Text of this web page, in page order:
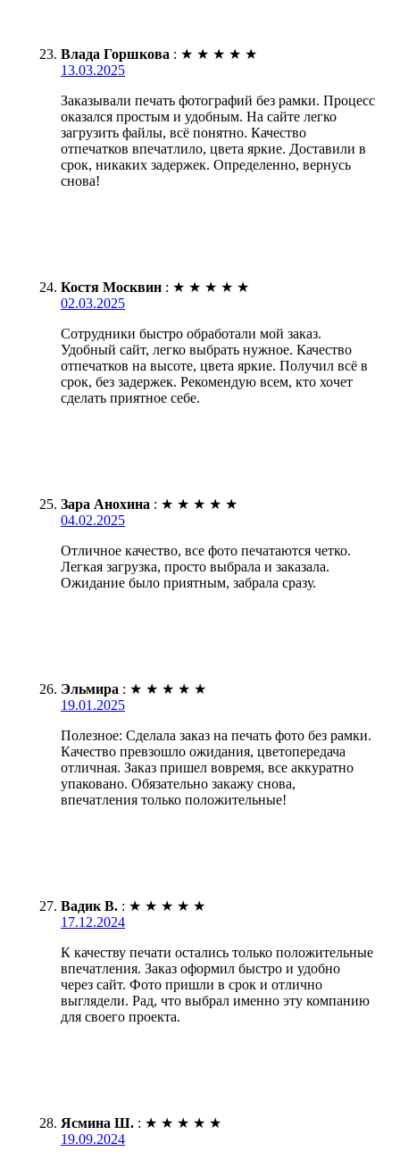
Влада Горшкова : ★ ★ ★ ★ ★
13.03.2025
Заказывали печать фотографий без рамки. Процесс
оказался простым и удобным. На сайте легко
загрузить файлы, всё понятно. Качество
отпечатков впечатлило, цвета яркие. Доставили в
срок, никаких задержек. Определенно, вернусь
снова!
Костя Москвин : ★ ★ ★ ★ ★
02.03.2025
Сотрудники быстро обработали мой заказ.
Удобный сайт, легко выбрать нужное. Качество
отпечатков на высоте, цвета яркие. Получил всё в
срок, без задержек. Рекомендую всем, кто хочет
сделать приятное себе.
Зара Анохина : ★ ★ ★ ★ ★
04.02.2025
Отличное качество, все фото печатаются четко.
Легкая загрузка, просто выбрала и заказала.
Ожидание было приятным, забрала сразу.
Эльмира : ★ ★ ★ ★ ★
19.01.2025
Полезное: Сделала заказ на печать фото без рамки.
Качество превзошло ожидания, цветопередача
отличная. Заказ пришел вовремя, все аккуратно
упаковано. Обязательно закажу снова,
впечатления только положительные!
Вадик В. : ★ ★ ★ ★ ★
17.12.2024
К качеству печати остались только положительные
впечатления. Заказ оформил быстро и удобно
через сайт. Фото пришли в срок и отлично
выглядели. Рад, что выбрал именно эту компанию
для своего проекта.
Ясмина Ш. : ★ ★ ★ ★ ★
19.09.2024